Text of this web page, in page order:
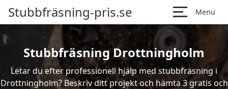
Stubbfräsning-pris.se Menu
Stubbfräsning Drottningholm
Letar du efter professionell hjälp med stubbfräsning i
Drottningholm? Beskriv ditt projekt och hämta 3 gratis och